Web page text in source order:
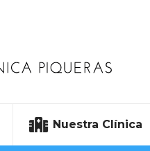
Nuestra Clínica